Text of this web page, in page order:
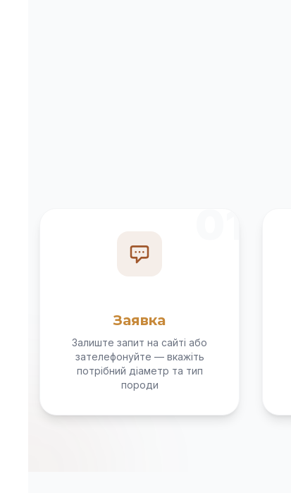
Заявка
Залиште запит на сайті або
зателефонуйте — вкажіть
потрібний діаметр та тип
породи